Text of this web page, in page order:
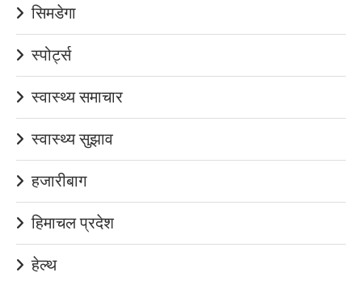
सिमडेगा
स्पोर्ट्स
स्वास्थ्य समाचार
स्वास्थ्य सुझाव
हजारीबाग
हिमाचल प्रदेश
हेल्थ